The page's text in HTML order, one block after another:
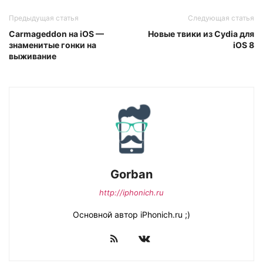
Предыдущая статья
Carmageddon на iOS —
знаменитые гонки на
выживание
Следующая статья
Новые твики из Сydia для
iOS 8
Gorban
http://iphonich.ru
Основной автор iPhonich.ru ;)